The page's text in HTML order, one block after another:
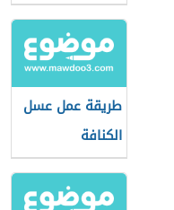
طريقة عمل عسل
الكنافة